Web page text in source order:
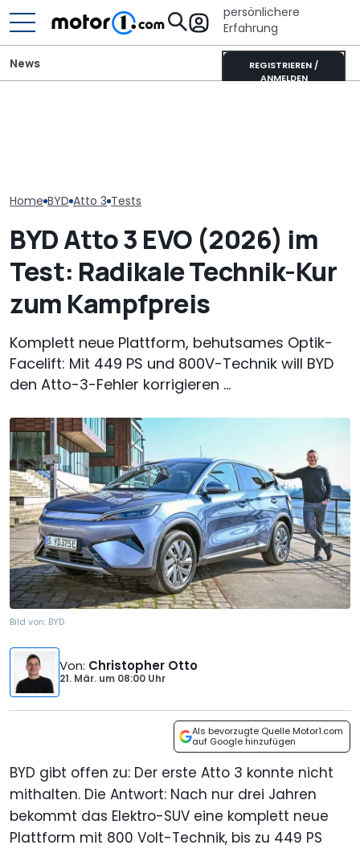
persönlichere
Erfahrung
REGISTRIEREN /
ANMELDEN
News
Home BYD Atto 3 Tests
BYD Atto 3 EVO (2026) im
Test: Radikale Technik-Kur
zum Kampfpreis
Komplett neue Plattform, behutsames Optik-
Facelift: Mit 449 PS und 800V-Technik will BYD
den Atto-3-Fehler korrigieren ...
Bild von: BYD
Von: Christopher Otto
21. Mär. um 08:00 Uhr
Als bevorzugte Quelle Motor1.com
auf Google hinzufügen
BYD gibt offen zu: Der erste Atto 3 konnte nicht
mithalten. Die Antwort: Nach nur drei Jahren
bekommt das Elektro-SUV eine komplett neue
Plattform mit 800 Volt-Technik, bis zu 449 PS